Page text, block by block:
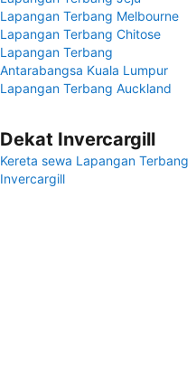
Lapangan Terbang Melbourne
Lapangan Terbang Chitose
Lapangan Terbang
Antarabangsa Kuala Lumpur
Lapangan Terbang Auckland
Dekat Invercargill
Kereta sewa Lapangan Terbang
Invercargill